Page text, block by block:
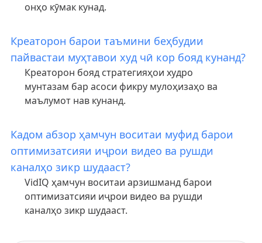
онҳо кӯмак кунад.
Креаторон барои таъмини беҳбудии
пайвастаи муҳтавои худ чӣ кор бояд кунанд?
Креаторон бояд стратегияҳои худро
мунтазам бар асоси фикру мулоҳизаҳо ва
маълумот нав кунанд.
Кадом абзор ҳамчун воситаи муфид барои
оптимизатсияи иҷрои видео ва рушди
каналҳо зикр шудааст?
VidIQ ҳамчун воситаи арзишманд барои
оптимизатсияи иҷрои видео ва рушди
каналҳо зикр шудааст.